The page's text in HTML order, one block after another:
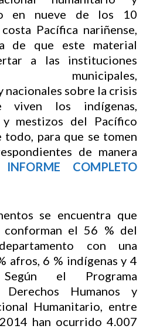
en nueve de los 10
Pacífica nariñense,
de que este material
a las instituciones
municipales,
nacionales sobre la crisis
viven los indígenas,
y mestizos del Pacífico
todo, para que se tomen
de manera
COMPLETO
se encuentra que
conforman el 56 % del
con una
afros, 6 % indígenas y 4
el Programa
Derechos Humanos y
Humanitario, entre
han ocurrido 4.007